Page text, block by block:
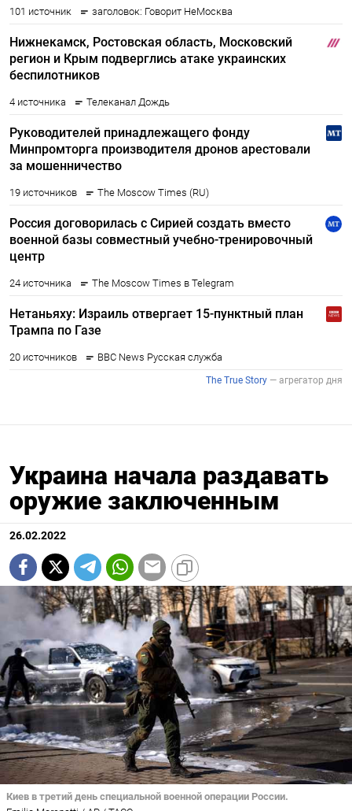
Украина начала раздавать
оружие заключенным
26.02.2022
Киев в третий день специальной военной операции России.